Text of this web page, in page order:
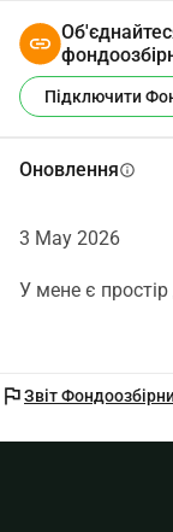
міцну, стійку
Підключити
Оновленняinfo
3 May 2026
У мене є
flagЗвіт